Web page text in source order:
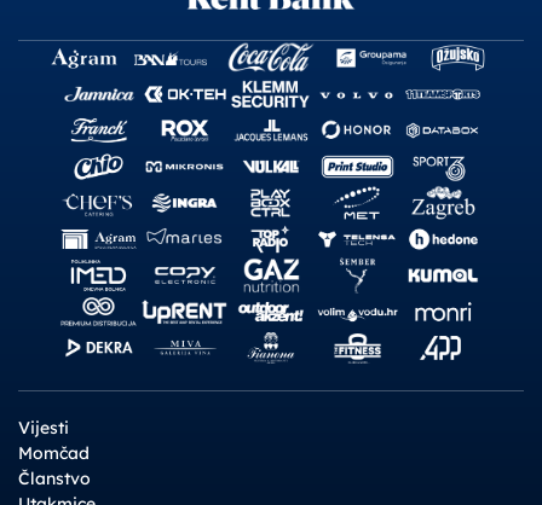
Vijesti
Momčad
Članstvo